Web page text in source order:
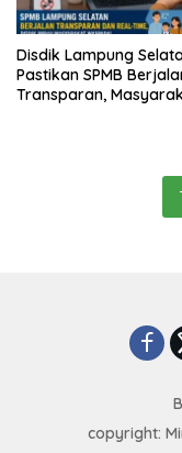
Disdik Lampung
Pastikan SPMB
Transparan,
copyright: